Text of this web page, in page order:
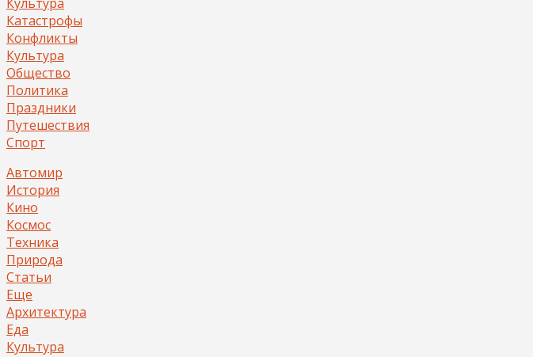
Катастрофы
Конфликты
Культура
Общество
Политика
Праздники
Путешествия
Спорт
Автомир
История
Кино
Космос
Техника
Природа
Статьи
Еще
Архитектура
Еда
Культура